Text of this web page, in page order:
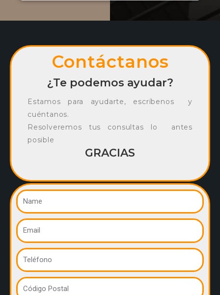
Contáctanos
¿Te podemos ayudar?
Estamos para ayudarte, escríbenos y
cuéntanos.
Resolveremos tus consultas lo antes
posible
GRACIAS